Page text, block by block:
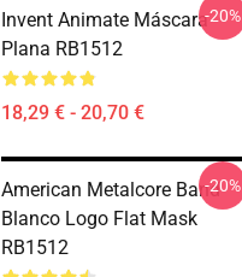
Invent Animate Máscara
Plana RB1512
18,29 € - 20,70 €
-20%
American Metalcore Band
Blanco Logo Flat Mask
RB1512
-20%